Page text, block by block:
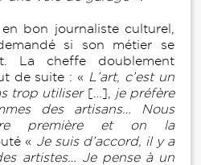
bon journaliste culturel,
si son métier se
La cheffe doublement
de suite : « L’art, c’est un
trop utiliser […],
je préfère
des artisans… Nous
première et on la
« Je suis d’accord, il y a
artistes… Je pense à un